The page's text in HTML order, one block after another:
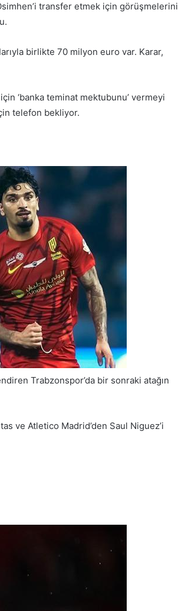
transfer etmek için görüşmelerini
birlikte 70 milyon euro var. Karar,
‘banka teminat mektubunu’ vermeyi
telefon bekliyor.
Trabzonspor’da bir sonraki atağın
ve Atletico Madrid’den Saul Niguez’i